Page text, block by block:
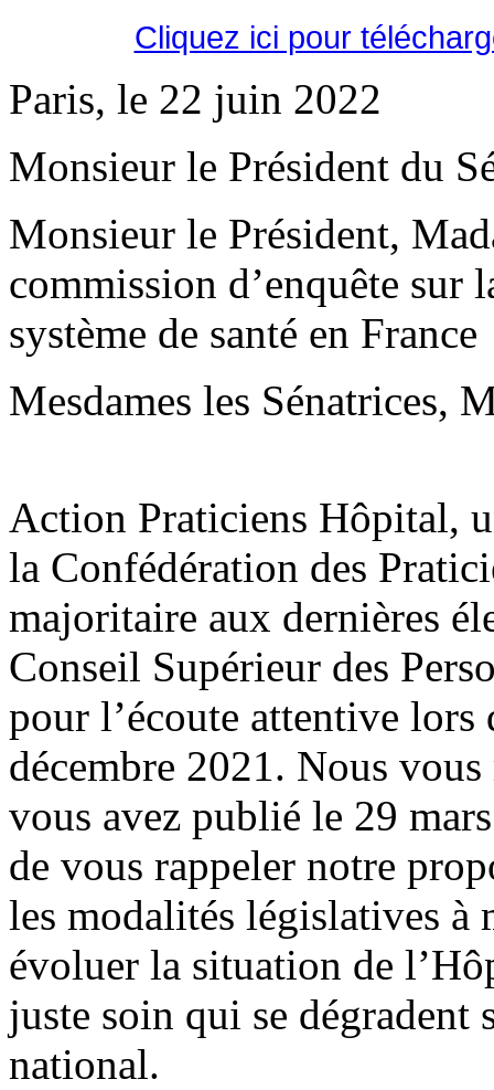
Cliquez ici pour
Paris, le 22 juin 2022
Monsieur le Président du
Monsieur le Président,
commission d’enquête sur
système de santé en France
Mesdames les Sénatrices,
Action Praticiens Hôpital,
la Confédération des
majoritaire aux dernières
Conseil Supérieur des
pour l’écoute attentive
décembre 2021. Nous
vous avez publié le 29
de vous rappeler notre
les modalités législatives
évoluer la situation de
juste soin qui se dégradent
national.